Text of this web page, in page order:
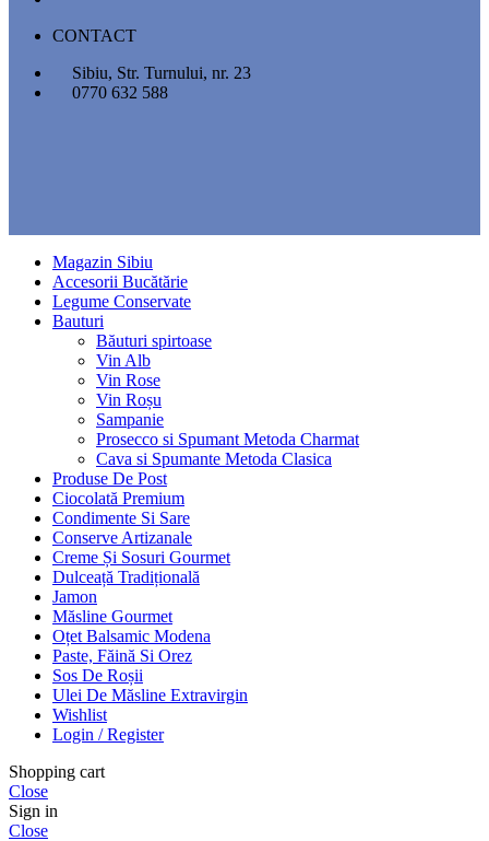
CONTACT
Sibiu, Str. Turnului, nr. 23
0770 632 588
Magazin Sibiu
Accesorii Bucătărie
Legume Conservate
Bauturi
Băuturi spirtoase
Vin Alb
Vin Rose
Vin Roșu
Sampanie
Prosecco si Spumant Metoda Charmat
Cava si Spumante Metoda Clasica
Produse De Post
Ciocolată Premium
Condimente Si Sare
Conserve Artizanale
Creme Și Sosuri Gourmet
Dulceață Tradițională
Jamon
Măsline Gourmet
Oțet Balsamic Modena
Paste, Făină Si Orez
Sos De Roșii
Ulei De Măsline Extravirgin
Wishlist
Login / Register
Shopping cart
Close
Sign in
Close